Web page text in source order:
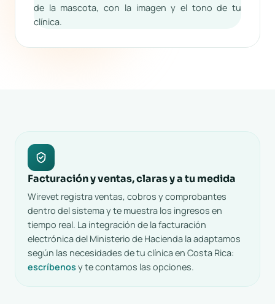
de la mascota, con la imagen y el tono de tu
clínica.
Facturación y ventas, claras y a tu medida
Wirevet registra ventas, cobros y comprobantes
dentro del sistema y te muestra los ingresos en
tiempo real. La integración de la facturación
electrónica del Ministerio de Hacienda la adaptamos
según las necesidades de tu clínica en Costa Rica:
escríbenosy te contamos las opciones.